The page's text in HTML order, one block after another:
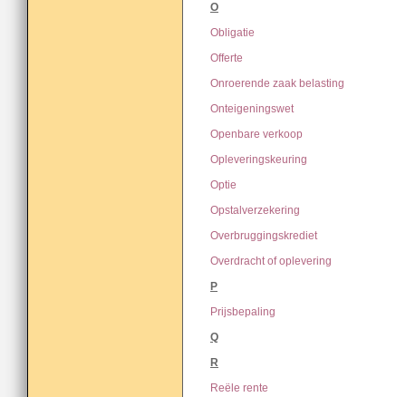
O
Obligatie
Offerte
Onroerende zaak belasting
Onteigeningswet
Openbare verkoop
Opleveringskeuring
Optie
Opstalverzekering
Overbruggingskrediet
Overdracht of oplevering
P
Prijsbepaling
Q
R
Reële rente